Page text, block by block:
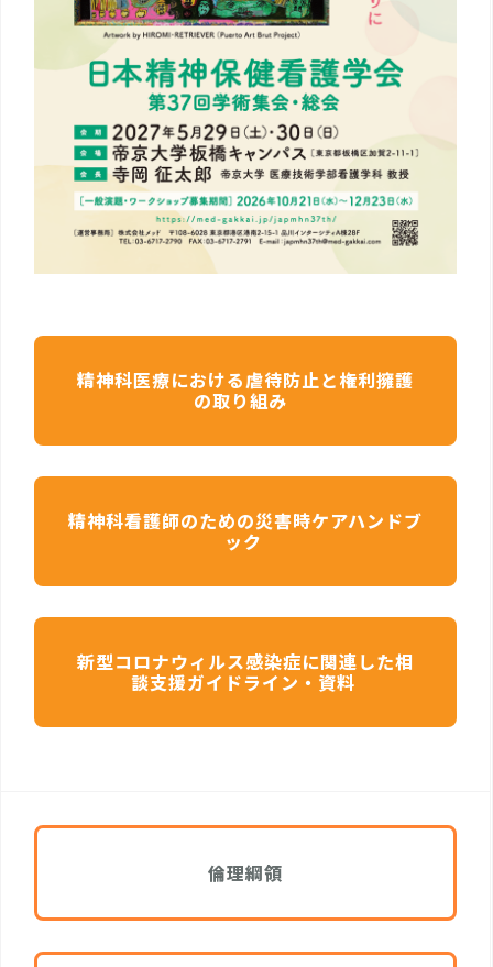
精神科医療における虐待防止と権利擁護
の取り組み
精神科看護師のための災害時ケアハンドブ
ック
新型コロナウィルス感染症に関連した相
談支援ガイドライン・資料
倫理綱領